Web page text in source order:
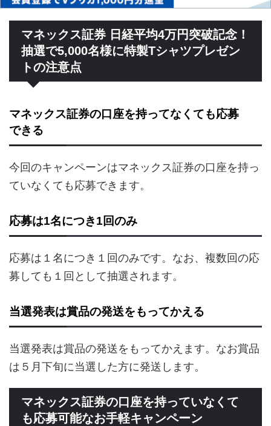
マネックス証券 日経平均4万円突破記念！
抽選で5,000名様に特製Tシャツプレゼン
トの注意点
マネックス証券の口座を持ってなくても応募
できる
今回のキャンペーンはマネックス証券の口座を持っ
ていなくても応募できます。
応募は1名につき1回のみ
応募は１名につき１回のみです。なお、複数回の応
募しても１回として抽選されます。
当選発表は賞品の発送をもってかえる
当選発表は賞品の発送をもってかえます。なお賞品
は５月下旬に当選した方に発送します。
マネックス証券の口座を持っていなくて
も応募可能なお手軽キャンペーン